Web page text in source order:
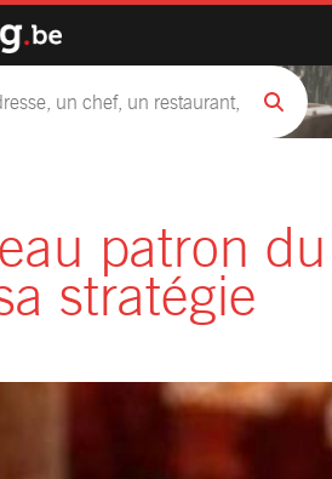
patron
stratégie